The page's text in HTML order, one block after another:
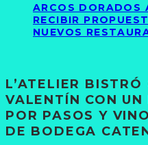
ARCOS DORADOS
RECIBIR
NUEVOS
L’ATELIER
VALENTÍN CON UN
POR PASOS Y
DE BODEGA